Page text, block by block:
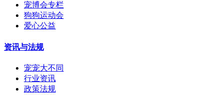
宠博会专栏
狗狗运动会
爱心公益
资讯与法规
宠宠大不同
行业资讯
政策法规